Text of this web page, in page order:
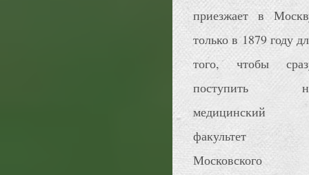
приезжает в
только в 1879 году
того, чтобы
поступить
медицинский
факультет
Московского